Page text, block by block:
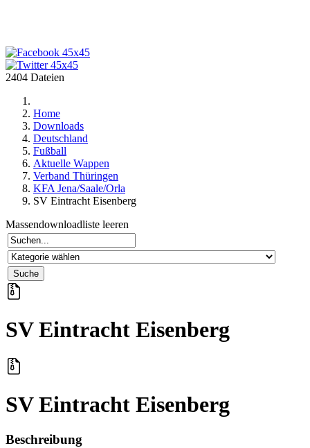
2404 Dateien
Home
Downloads
Deutschland
Fußball
Aktuelle Wappen
Verband Thüringen
KFA Jena/Saale/Orla
SV Eintracht Eisenberg
Massendownloadliste leeren
SV Eintracht Eisenberg
SV Eintracht Eisenberg
Beschreibung